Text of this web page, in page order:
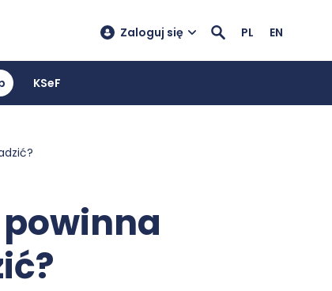
Zaloguj się PL EN
KSeF